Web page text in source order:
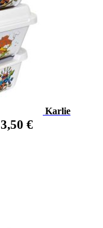
Karlie
€